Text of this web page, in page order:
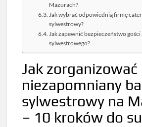
Mazurach?
Jak wybrać odpowiednią firmę
sylwestrowy?
Jak zapewnić bezpieczeństwo gości
sylwestrowego?
Jak zorganizować
niezapomniany
sylwestrowy na
– 10 kroków do